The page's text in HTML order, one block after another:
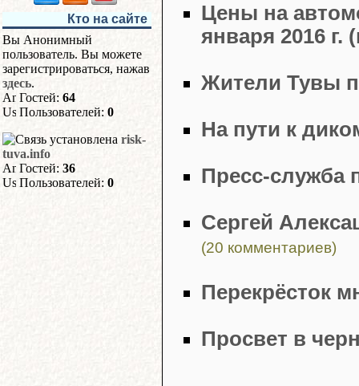
Кто на сайте
Вы Анонимный
пользователь. Вы можете
зарегистрироваться, нажав
здесь.
Гостей: 64
Пользователей: 0
risk-
tuva.info
Гостей: 36
Пользователей: 0
Цены на
января 2016 г.
Жители Тувы
На пути к
Пресс-служба
Сергей
(20 комментариев)
Перекрёсток
Просвет в